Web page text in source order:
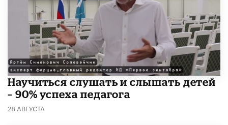
Научиться слушать и слышать детей
– 90% успеха педагога
28 АВГУСТА